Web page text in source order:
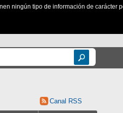
ningún tipo de información de carácter
Canal RSS